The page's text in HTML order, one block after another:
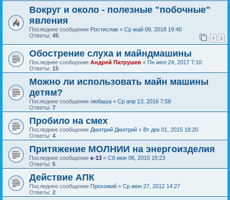
Вокруг и около - полезные "побочные"
явления
Последнее сообщение Ростислав « Ср май 09, 2018 19:40
Ответы: 45 1 2
Обострение слуха и майндмашины
Последнее сообщение Андрей Патрушев « Пн июл 24, 2017 7:10
Ответы: 15
Можно ли использовать майн машины
детям?
Последнее сообщение любаша « Ср апр 13, 2016 7:58
Ответы: 7
Пробило на смех
Последнее сообщение Дмитрий Дмитрий « Вт дек 01, 2015 18:20
Ответы: 4
Притяжение МОЛНИИ на энергоизделия
Последнее сообщение к-13 « Сб июн 06, 2015 15:23
Ответы: 5
Действие АПК
Последнее сообщение Прохожий « Ср июн 27, 2012 14:27
Ответы: 2